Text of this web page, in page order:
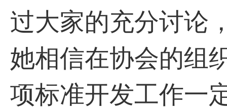
过大家的充分讨论
她相信在协会的组
项标准开发工作一